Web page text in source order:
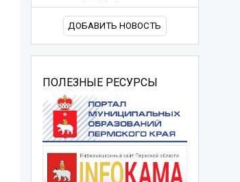
ДОБАВИТЬ НОВОСТЬ
ПОЛЕЗНЫЕ РЕСУРСЫ